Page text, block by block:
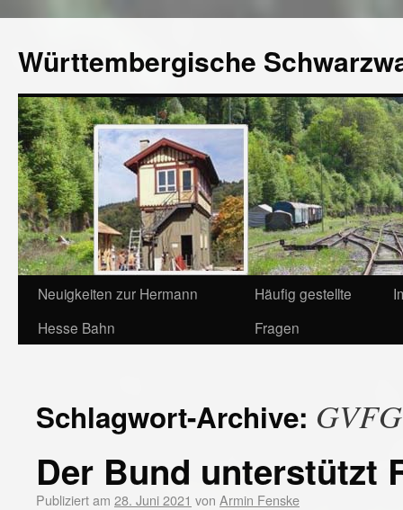
Württembergische
Neuigkeiten zur Hermann
Hesse Bahn
Häufig gestellte
Fragen
Schlagwort-Archive: GVFG
Der Bund unterstützt
Publiziert am 28. Juni 2021 von Armin Fenske